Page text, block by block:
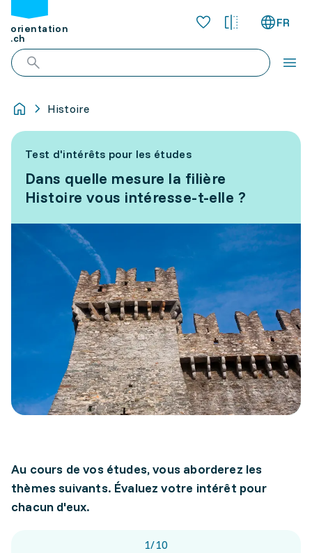
orientation
.ch
FR
Histoire
Test d'intérêts pour les études
Dans quelle mesure la filière
Histoire vous intéresse-t-elle ?
Au cours de vos études, vous aborderez les
thèmes suivants. Évaluez votre intérêt pour
chacun d'eux.
1/10